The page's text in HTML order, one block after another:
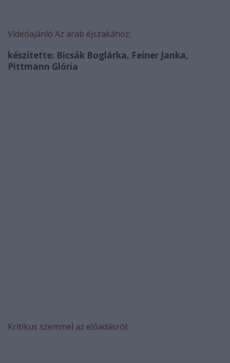
Videóajánló Az arab éjszakához:
készítette: Bicsák Boglárka, Feiner Janka,
Pittmann Glória
Kritikus szemmel az előadásról: